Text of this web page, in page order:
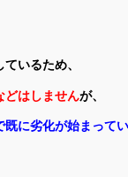
いるため、
どはしませんが、
既に劣化が始まって